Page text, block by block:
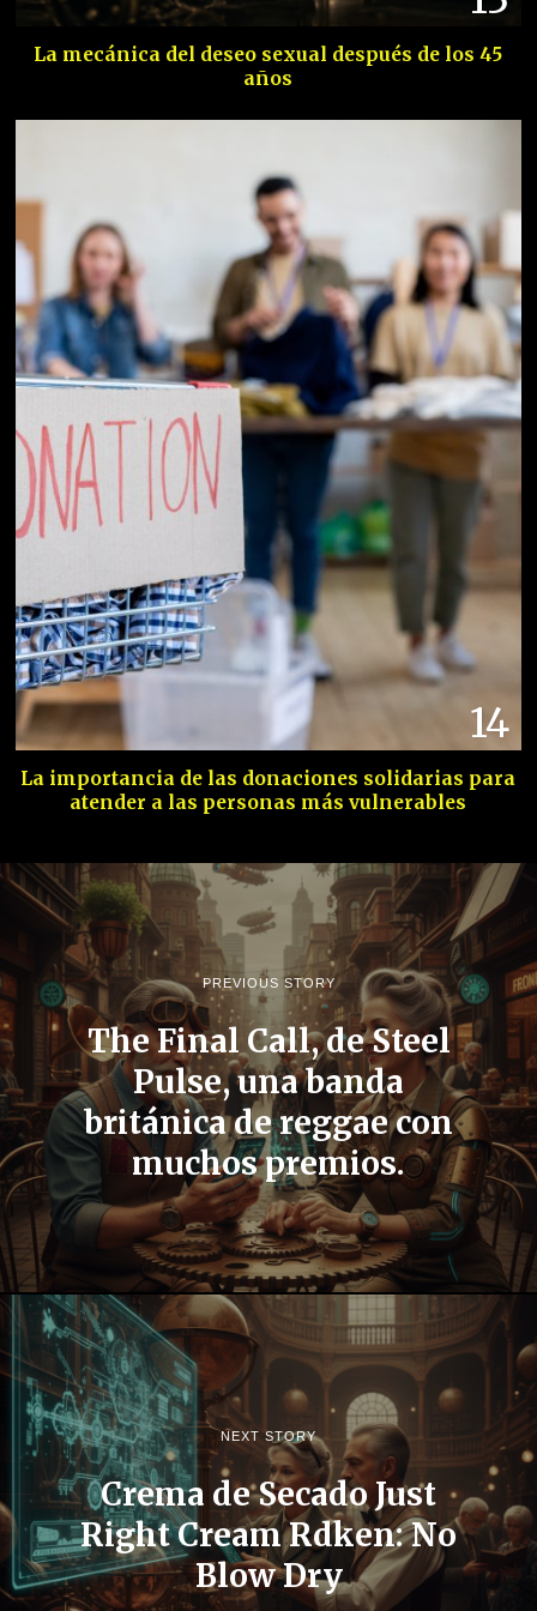
La mecánica del deseo sexual después de los 45
años
14
La importancia de las donaciones solidarias para
atender a las personas más vulnerables
PREVIOUS STORY
The Final Call, de Steel
Pulse, una banda
británica de reggae con
muchos premios.
NEXT STORY
Crema de Secado Just
Right Cream Rdken: No
Blow Dry